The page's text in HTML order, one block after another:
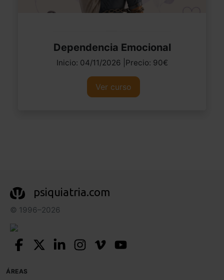
Dependencia Emocional
Inicio: 04/11/2026 |Precio: 90€
Ver curso
psiquiatria.com
© 1996–2026
ÁREAS